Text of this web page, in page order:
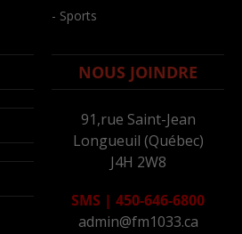
- Sports
NOUS JOINDRE
91,rue Saint-Jean
Longueuil (Québec)
J4H 2W8
SMS | 450-646-6800
admin@fm1033.ca